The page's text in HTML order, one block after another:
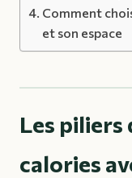
Comment
et son espace
Les piliers
calories